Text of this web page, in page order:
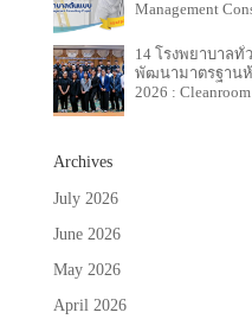
Management
14 โรงพยาบาลทั่
พัฒนามาตรฐานห้
2026 :
Archives
July 2026
June 2026
May 2026
April 2026